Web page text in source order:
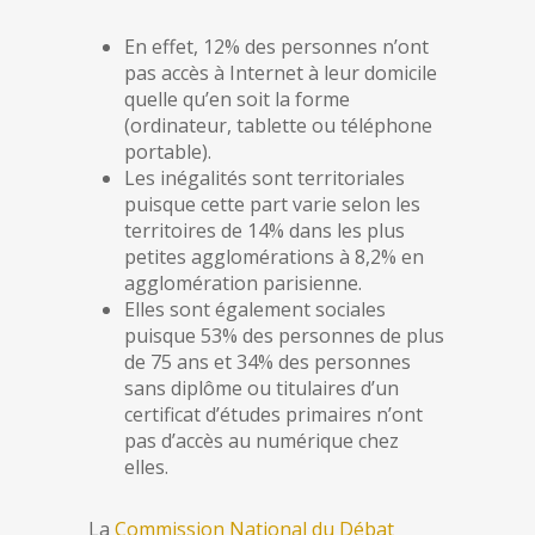
En effet, 12% des personnes n’ont
pas accès à Internet à leur domicile
quelle qu’en soit la forme
(ordinateur, tablette ou téléphone
portable).
Les inégalités sont territoriales
puisque cette part varie selon les
territoires de 14% dans les plus
petites agglomérations à 8,2% en
agglomération parisienne.
Elles sont également sociales
puisque 53% des personnes de plus
de 75 ans et 34% des personnes
sans diplôme ou titulaires d’un
certificat d’études primaires n’ont
pas d’accès au numérique chez
elles.
La Commission National du Débat